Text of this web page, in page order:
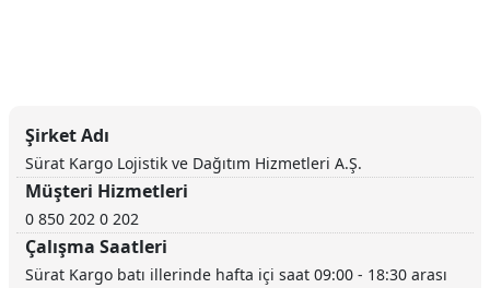
Şirket Adı
Sürat Kargo Lojistik ve Dağıtım Hizmetleri A.Ş.
Müşteri Hizmetleri
0 850 202 0 202
Çalışma Saatleri
Sürat Kargo batı illerinde hafta içi saat 09:00 - 18:30 arası